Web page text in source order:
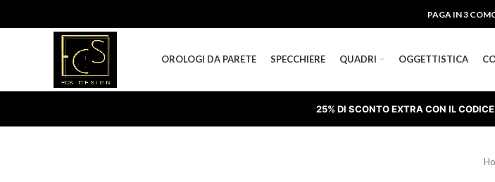
PAGA IN 3
OROLOGI DA PARETE SPECCHIERE QUADRI OGGETTISTICA
25% DI SCONTO EXTRA CON IL